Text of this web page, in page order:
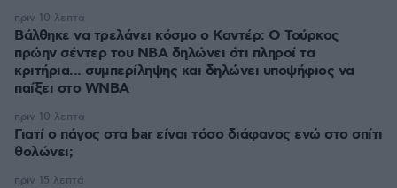
Βάλθηκε να τρελάνει κόσμο ο Καντέρ: Ο Τούρκος
πρώην σέντερ του NBA δηλώνει ότι πληροί τα
κριτήρια... συμπερίληψης και δηλώνει υποψήφιος να
παίξει στο WNBA
πριν 10 λεπτά
Γιατί ο πάγος στα bar είναι τόσο διάφανος ενώ στο σπίτι
θολώνει;
πριν 10 λεπτά
πριν 15 λεπτά